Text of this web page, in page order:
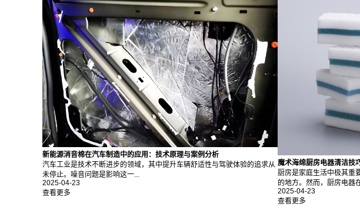
新能源消音棉在汽车制造中的应用：技术原理与案例分析
汽车工业是技术不断进步的领域，其中提升车辆舒适性与驾驶体验的追求从
未停止。噪音问题是影响这一...
2025-04-23
查看更多
魔术海绵厨房电器清洁技
厨房是家庭生活中极其重
的地方。然而，厨房电器
2025-04-23
查看更多